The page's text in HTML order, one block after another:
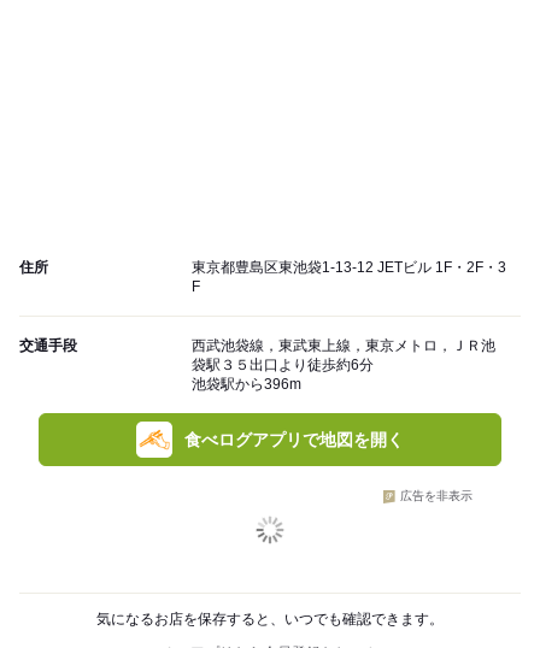
住所
東京都豊島区東池袋1-13-12 JETビル 1F・2F・3
F
交通手段
西武池袋線，東武東上線，東京メトロ，ＪＲ池
袋駅３５出口より徒歩約6分
池袋駅から396m
食べログアプリで地図を開く
広告を非表示
気になるお店を保存すると、いつでも確認できます。